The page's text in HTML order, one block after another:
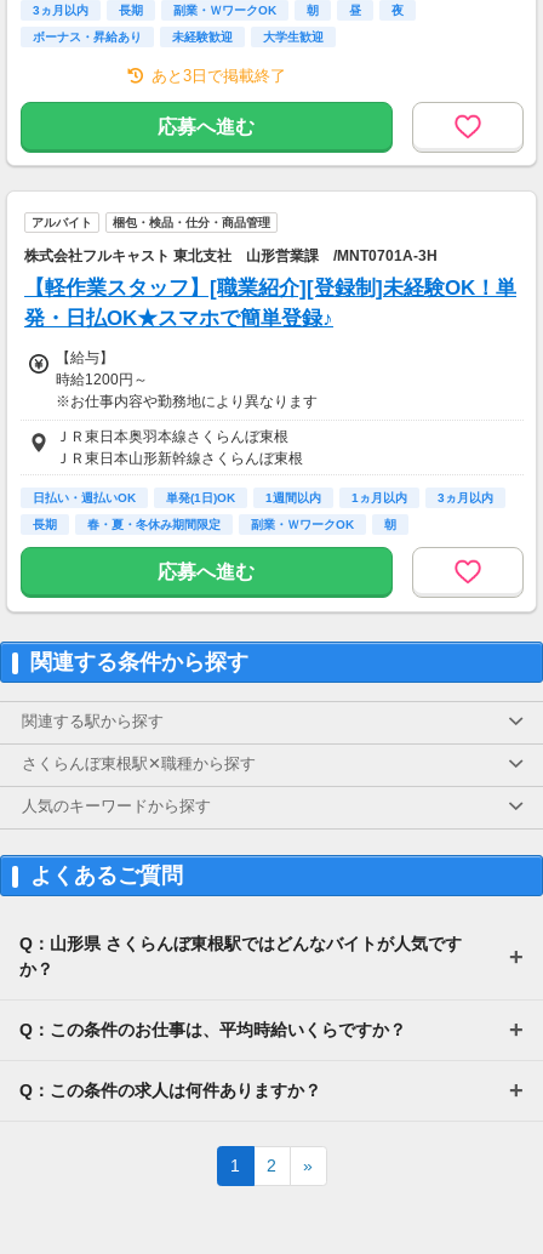
・05時-09時／時給1,323円～
・09時-22時／時給1,150円～
＜高校生＞
・05時-09時／時給1,265円～
・09時-22時／時給1,100円～
※土日祝日は時給＋100円！
(22時～翌9時の時間帯は除く)
【給与支払】
月1回
【交通費】
別途一部支給
※規定に基づき支給します
ＪＲ東日本奥羽本線乱川 車6分
3ヵ月以内 長期 副業・ＷワークOK 朝 昼
夜
ボーナス・昇給あり
未経験歓迎 大学生歓迎
あと3日で掲載終了
応募へ進む
アルバイト 梱包・検品・仕分・商品管理
株式会社フルキャスト 東北支社 山形営業課 /MNT0701A-3H
【軽作業スタッフ】[職業紹介][登録制]未経験OK！単
発・日払OK★スマホで簡単登録♪
【給与】
時給1200円～
※お仕事内容や勤務地により異なります
【給与支払】
日払い
※日払い、週払い、月払い支給がございます。（勤務先の規程に準ず
※給与の前払いサービス導入企業有（稼働分/案件により異なります）
別途一部支給
ＪＲ東日本奥羽本線さくらんぼ東根
ＪＲ東日本山形新幹線さくらんぼ東根
日払い・週払いOK 単発(1日)OK 1週間以内 1ヵ月以内
3ヵ月以内
長期
春・夏・冬休み期間限定 副業・ＷワークOK 朝
応募へ進む
関連する条件から探す
関連する駅から探す
さくらんぼ東根駅✕職種から探す
人気のキーワードから探す
よくあるご質問
Q：山形県 さくらんぼ東根駅ではどんなバイトが人気です
か？
Q：この条件のお仕事は、平均時給いくらですか？
Q：この条件の求人は何件ありますか？
1 2 »Next